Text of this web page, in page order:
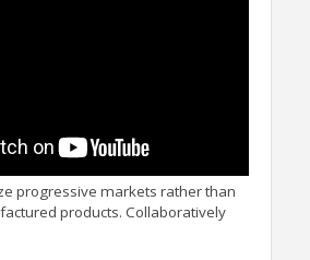
progressive markets rather than
products. Collaboratively